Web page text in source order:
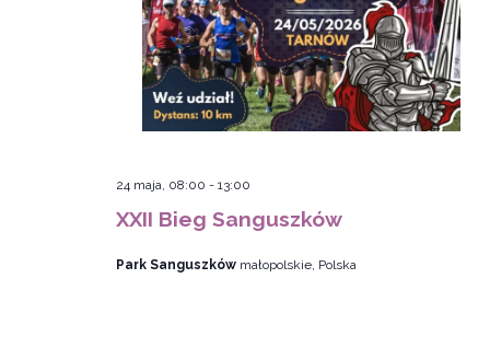
24 maja, 08:00 - 13:00
XXII Bieg Sanguszków
Park Sanguszków małopolskie, Polska